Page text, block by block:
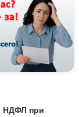
НДФЛ при